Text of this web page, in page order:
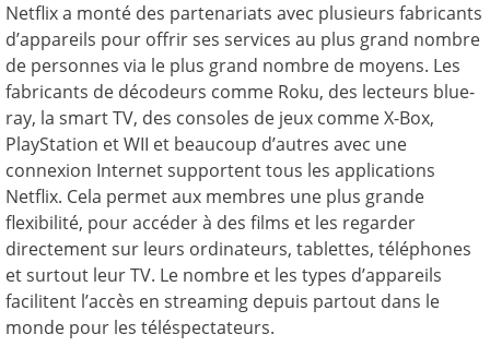
Netflix a monté des partenariats avec plusieurs fabricants
d’appareils pour offrir ses services au plus grand nombre
de personnes via le plus grand nombre de moyens. Les
fabricants de décodeurs comme Roku, des lecteurs blue-
ray, la smart TV, des consoles de jeux comme X-Box,
PlayStation et WII et beaucoup d’autres avec une
connexion Internet supportent tous les applications
Netflix. Cela permet aux membres une plus grande
flexibilité, pour accéder à des films et les regarder
directement sur leurs ordinateurs, tablettes, téléphones
et surtout leur TV. Le nombre et les types d’appareils
facilitent l’accès en streaming depuis partout dans le
monde pour les téléspectateurs.